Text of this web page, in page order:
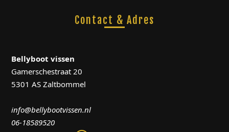
Contact & Adres
Bellyboot vissen
Gamerschestraat 20
5301 AS Zaltbommel
info@bellybootvissen.nl
06-18589520